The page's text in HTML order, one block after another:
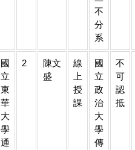
不
分
系
國
立
東
華
大
學
通
2
陳文
盛
線
上
授
課
國
立
政
治
大
學
傳
不
可
認
抵